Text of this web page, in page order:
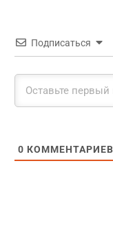
Подписаться
0 КОММЕНТАРИЕВ